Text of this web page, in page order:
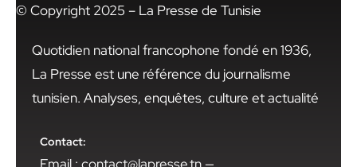
© Copyright 2025 – La Presse de Tunisie
Quotidien national francophone fondé en 1936,
La Presse est une référence du journalisme
tunisien. Analyses, enquêtes, culture et actualité
Contact: